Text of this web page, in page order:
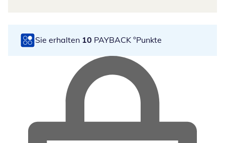
Sie erhalten 10 PAYBACK °Punkte